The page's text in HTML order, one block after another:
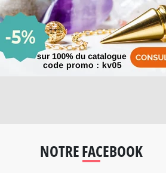
NOTRE FACEBOOK